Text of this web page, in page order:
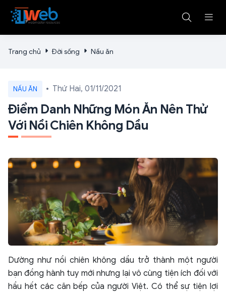
Trang chủ Đời sống Nấu ăn
NẤU ĂN Thứ Hai, 01/11/2021
Điểm Danh Những Món Ăn Nên Thử
Với Nồi Chiên Không Dầu
Dường như nồi chiên không dầu trở thành một người
bạn đồng hành tuy mới nhưng lại vô cùng tiện ích đối với
hầu hết các căn bếp của người Việt. Có thể sự tiện lợi